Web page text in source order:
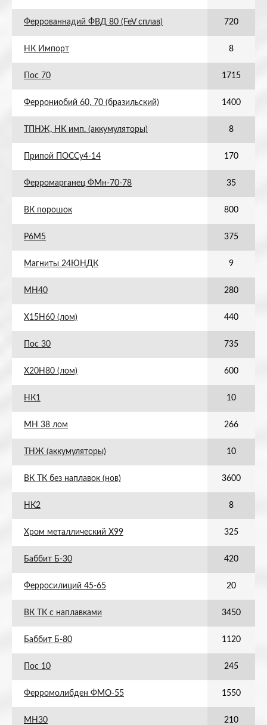
Феррованнадий ФВД 80 (FeV сплав) 720
НК Импорт 8
Пос 70 1715
Феррониобий 60, 70 (бразильский) 1400
ТПНЖ, НК имп. (аккумуляторы) 8
Припой ПОССу4-14 170
Ферромарганец ФМн-70-78 35
ВК порошок 800
Р6М5 375
Магниты 24ЮНДК 9
МН40 280
Х15Н60 (лом) 440
Пос 30 735
Х20Н80 (лом) 600
НК1 10
МН 38 лом 266
ТНЖ (аккумуляторы) 10
ВК ТК без наплавок (нов) 3600
НК2 8
Хром металлический Х99 325
Баббит Б-30 420
Ферросилиций 45-65 20
ВК ТК с наплавками 3450
Баббит Б-80 1120
Пос 10 245
Ферромолибден ФМО-55 1550
МН30 210